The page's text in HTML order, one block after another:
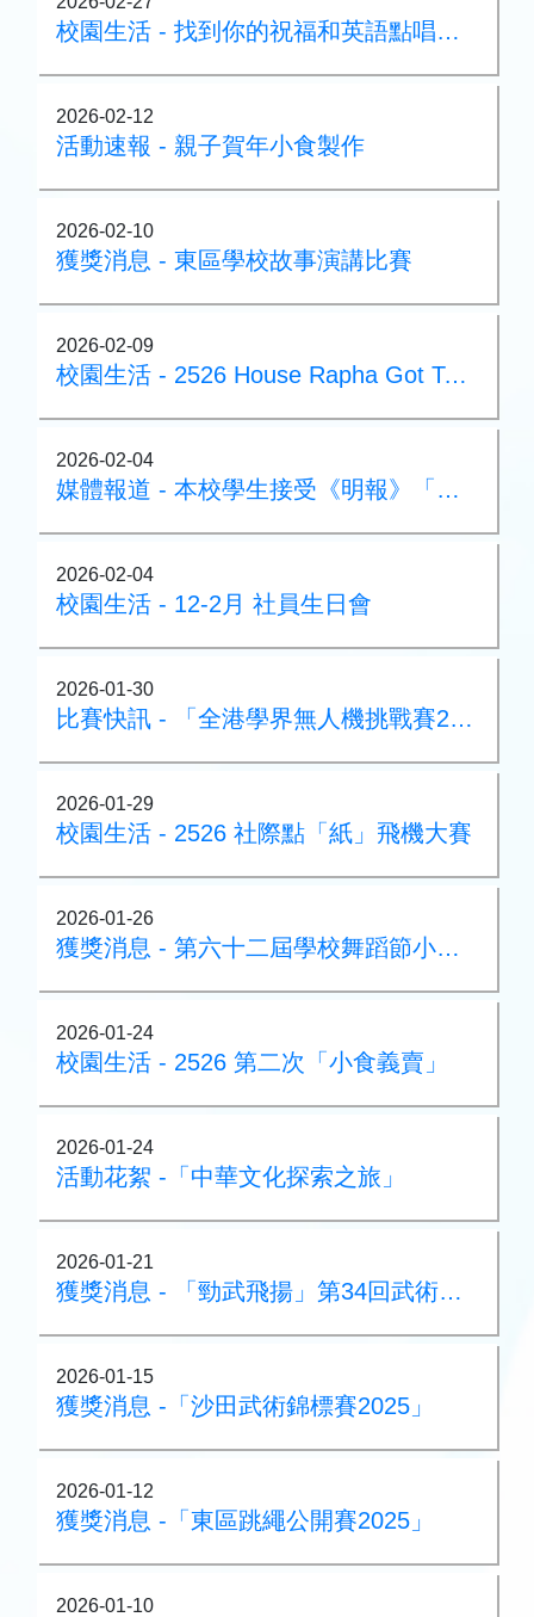
校園生活 - 找到你的祝福和英語點唱機@English_Week
2026-02-12
活動速報 - 親子賀年小食製作
2026-02-10
獲獎消息 - 東區學校故事演講比賽
2026-02-09
校園生活 - 2526 House Rapha Got Talent
2026-02-04
媒體報道 - 本校學生接受《明報》「人文小學堂」採訪
2026-02-04
校園生活 - 12-2月 社員生日會
2026-01-30
比賽快訊 - 「全港學界無人機挑戰賽2026」
2026-01-29
校園生活 - 2526 社際點「紙」飛機大賽
2026-01-26
獲獎消息 - 第六十二屆學校舞蹈節小學高組甲級獎
2026-01-24
校園生活 - 2526 第二次「小食義賣」
2026-01-24
活動花絮 -「中華文化探索之旅」
2026-01-21
獲獎消息 - 「勁武飛揚」第34回武術邀請賽
2026-01-15
獲獎消息 -「沙田武術錦標賽2025」
2026-01-12
獲獎消息 -「東區跳繩公開賽2025」
2026-01-10